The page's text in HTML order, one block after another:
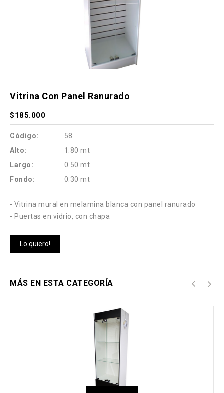
Vitrina Con Panel Ranurado
$185.000
Código:
58
Alto:
1.80 mt
Largo:
0.50 mt
Fondo:
0.30 mt
- Vitrina mural en melamina blanca con panel ranurado
- Puertas en vidrio, con chapa
Lo quiero!
MÁS EN ESTA CATEGORÍA